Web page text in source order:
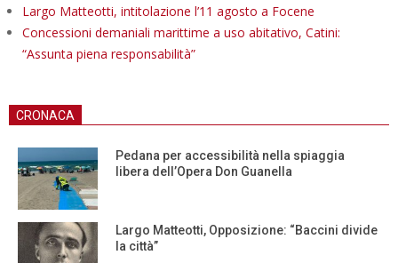
Largo Matteotti, intitolazione l’11 agosto a Focene
Concessioni demaniali marittime a uso abitativo, Catini:
“Assunta piena responsabilità”
CRONACA
Pedana per accessibilità nella spiaggia
libera dell’Opera Don Guanella
Largo Matteotti, Opposizione: “Baccini divide
la città”